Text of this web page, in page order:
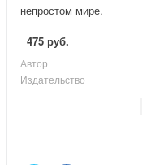
непростом мире.
475 руб.
Автор
Издательство